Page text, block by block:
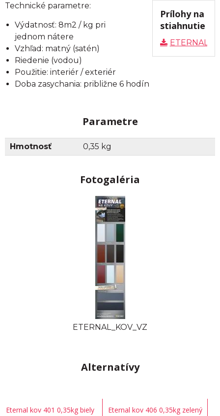
Prílohy na
stiahnutie
Technické parametre:
Výdatnosť: 8m2 / kg pri
jednom nátere
Vzhľad: matný (satén)
Riedenie (vodou)
Použitie: interiér / exteriér
Doba zasychania: približne 6 hodín
Parametre
Hmotnosť 0,35 kg
Fotogaléria
ETERNAL_KOV_VZ
Alternatívy
Eternal kov 401 0,35kg biely Eternal kov 406 0,35kg zelený